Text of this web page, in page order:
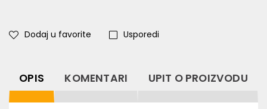
Dodaj u favorite Usporedi
OPIS KOMENTARI UPIT O PROIZVODU